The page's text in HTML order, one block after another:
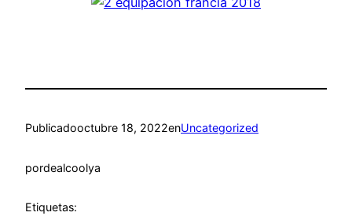
Publicadooctubre 18, 2022enUncategorized
pordealcoolya
Etiquetas: